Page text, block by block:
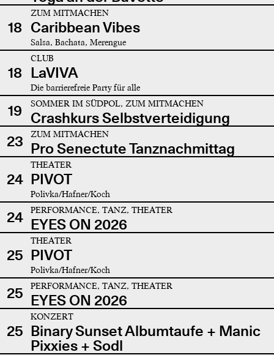
18
ZUM MITMACHEN
Caribbean Vibes
Salsa, Bachata, Merengue
18
CLUB
LaVIVA
Die barrierefreie Party für alle
19 SOMMER IM SÜDPOL, ZUM MITMACHEN
Crashkurs Selbstverteidigung
23
ZUM MITMACHEN
Pro Senectute Tanznachmittag
24
THEATER
PIVOT
Polivka/Hafner/Koch
24 PERFORMANCE, TANZ, THEATER
EYES ON 2026
25
THEATER
PIVOT
Polivka/Hafner/Koch
25 PERFORMANCE, TANZ, THEATER
EYES ON 2026
25
KONZERT
Binary Sunset Albumtaufe + Manic
Pixxies + Sodl